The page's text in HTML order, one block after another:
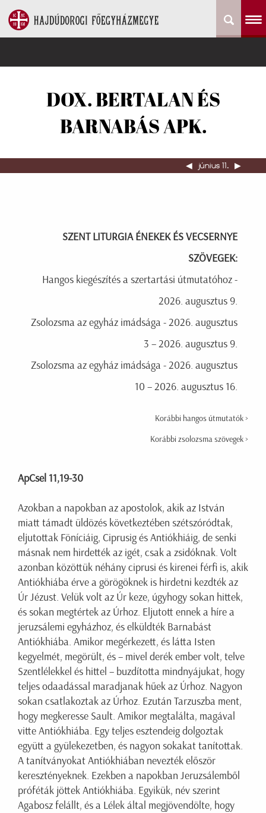
DOX. BERTALAN ÉS
BARNABÁS APK.
◀︎ június 11. ▶︎
SZENT LITURGIA ÉNEKEK ÉS VECSERNYE
SZÖVEGEK:
Hangos kiegészítés a szertartási útmutatóhoz -
2026. augusztus 9.
Zsolozsma az egyház imádsága - 2026. augusztus
3 – 2026. augusztus 9.
Zsolozsma az egyház imádsága - 2026. augusztus
10 – 2026. augusztus 16.
Korábbi hangos útmutatók >
Korábbi zsolozsma szövegek >
ApCsel 11,19-30
Azokban a napokban az apostolok, akik az István
miatt támadt üldözés következtében szétszóródtak,
eljutottak Föníciáig, Ciprusig és Antiókhiáig, de senki
másnak nem hirdették az igét, csak a zsidóknak. Volt
azonban közöttük néhány ciprusi és kirenei férfi is, akik
Antiókhiába érve a görögöknek is hirdetni kezdték az
Úr Jézust. Velük volt az Úr keze, úgyhogy sokan hittek,
és sokan megtértek az Úrhoz. Eljutott ennek a híre a
jeruzsálemi egyházhoz, és elküldték Barnabást
Antiókhiába. Amikor megérkezett, és látta Isten
kegyelmét, megörült, és – mivel derék ember volt, telve
Szentlélekkel és hittel – buzdította mindnyájukat, hogy
teljes odaadással maradjanak hűek az Úrhoz. Nagyon
sokan csatlakoztak az Úrhoz. Ezután Tarzuszba ment,
hogy megkeresse Sault. Amikor megtalálta, magával
vitte Antiókhiába. Egy teljes esztendeig dolgoztak
együtt a gyülekezetben, és nagyon sokakat tanítottak.
A tanítványokat Antiókhiában nevezték először
keresztényeknek. Ezekben a napokban Jeruzsálemből
próféták jöttek Antiókhiába. Egyikük, név szerint
Agabosz felállt, és a Lélek által megjövendölte, hogy